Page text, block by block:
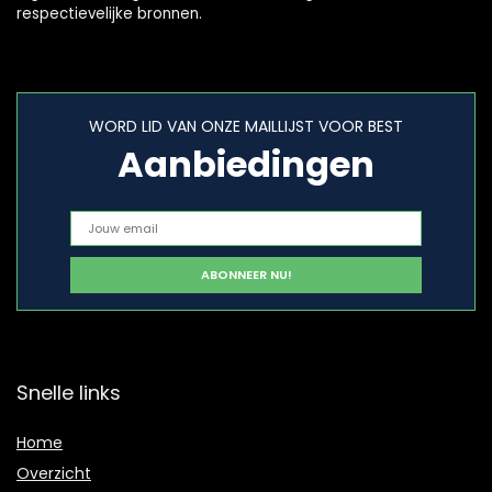
respectievelijke bronnen.
WORD LID VAN ONZE MAILLIJST VOOR BEST
Aanbiedingen
Snelle links
Home
Overzicht